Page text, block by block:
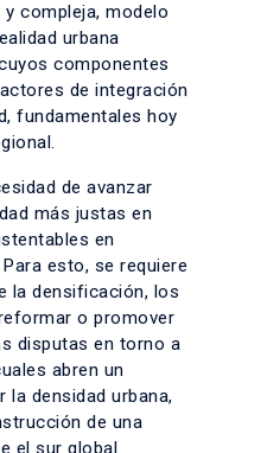
compleja, modelo
urbana
componentes
de integración
fundamentales hoy
de avanzar
más justas en
en
esto, se requiere
la densificación, los
o promover
disputas en torno a
abren un
la densidad urbana,
de una
el sur global.